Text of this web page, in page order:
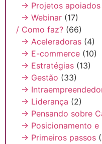
→ Projetos apoiados
→ Webinar (17)
/ Como faz? (66)
→ Aceleradoras (4)
→ E-commerce (10)
→ Estratégias (13)
→ Gestão (33)
→
→ Liderança (2)
→ Pensando sobre
→ Posicionamento e
→ Primeiros passos